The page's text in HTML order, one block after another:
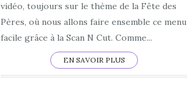
vidéo, toujours sur le thème de la Fête des
Pères, où nous allons faire ensemble ce menu
facile grâce à la Scan N Cut. Comme...
EN SAVOIR PLUS